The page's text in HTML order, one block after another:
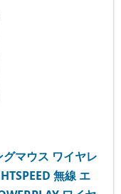
マウス ワイヤレ
無線 エ